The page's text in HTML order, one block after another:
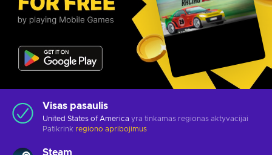
Visas pasaulis
United States of America yra tinkamas regionas aktyvacijai
Patikrink regiono apribojimus
Steam